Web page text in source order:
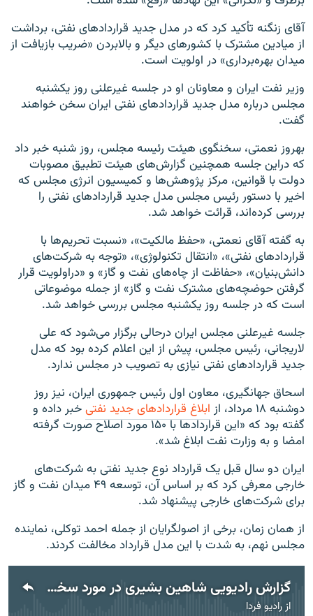
آقای زنگنه تأکید کرد که در مدل جدید قراردادهای نفتی، برداشت
از میادین مشترک با کشورهای دیگر و بالابردن «ضریب بازیافت از
میدان بهره‌برداری» در اولویت است.
وزیر نفت ایران و معاونان او در جلسه غیرعلنی روز یکشنبه
مجلس درباره مدل جدید قراردادهای نفتی ایران سخن خواهند
گفت.
بهروز نعمتی، سخنگوی هیئت رئیسه مجلس، روز شنبه خبر داد
که دراین جلسه همچنین گزارش‌های هیئت تطبیق مصوبات
دولت با قوانین، مرکز پژوهش‌ها و کمیسیون انرژی مجلس که
اخیر با دستور رئیس مجلس مدل جدید قراردادهای نفتی را
بررسی کرده‌اند، قرائت خواهد شد.
به گفته آقای نعمتی، «حفظ مالکیت»، «نسبت تحریم‌ها با
قراردادهای نفتی»، «انتقال تکنولوژی»، «توجه به شرکت‌های
دانش‌بنیان»، «حفاظت از چاه‌های نفت و گاز» و «دراولویت قرار
گرفتن حوضچه‌های مشترک نفت و گاز» از جمله موضوعاتی
است که در جلسه روز یکشنبه مجلس بررسی خواهد شد.
جلسه غیرعلنی مجلس ایران درحالی برگزار می‌شود که علی
لاریجانی، رئیس مجلس، پیش از این اعلام کرده بود که مدل
جدید قراردادهای نفتی نیازی به تصویب در مجلس ندارد.
اسحاق جهانگیری، معاون اول رئیس جمهوری ایران، نیز روز
دوشنبه ۱۸ مرداد، از
ابلاغ قراردادهای جدید نفتیخبر داده و
گفته بود که «این قراردادها با ۱۵۰ مورد اصلاح صورت گرفته
امضا و به وزارت نفت ابلاغ شد».
ایران دو سال قبل یک قرارداد نوع جدید نفتی به شرکت‌های
خارجی معرفی کرد که بر اساس آن، توسعه ۴۹ میدان نفت و گاز
برای شرکت‌های خارجی پیشنهاد شد.
از همان زمان، برخی از اصولگرایان از جمله احمد توکلی، نماینده
مجلس نهم، به شدت با این مدل قرارداد مخالفت کردند.
گزارش رادیویی شاهین بشیری در مورد سخنان وزیر نفت پیرامون مدل جدید قراردادهای نفتی
ازرادیو فردا